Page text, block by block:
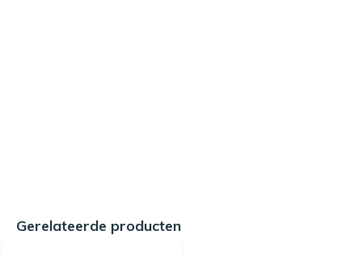
Gerelateerde producten